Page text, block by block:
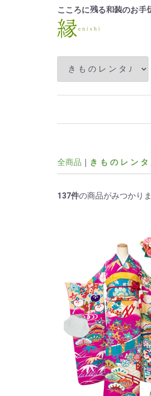
こころに残る和装のお手
全商品 き も の レ ン タ
137件の商品がみつかりま